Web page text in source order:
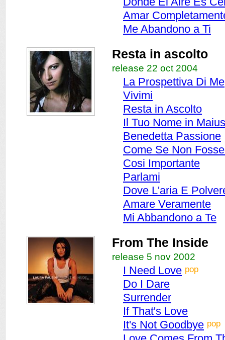
Amar
Me Abandono a Ti
Resta in ascolto
release 22 oct 2004
La Prospettiva Di Me
Vivimi
Resta in Ascolto
Il Tuo Nome in
Benedetta Passione
Come Se Non
Cosi Importante
Parlami
Dove L'aria E
Amare Veramente
Mi Abbandono a Te
From The Inside
release 5 nov 2002
I Need Love pop
Do I Dare
Surrender
If That's Love
It's Not Goodbye pop